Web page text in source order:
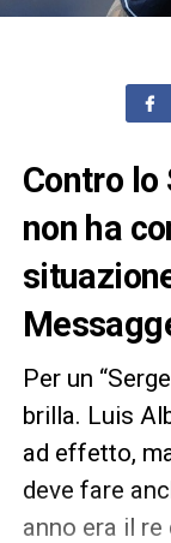
Contro lo
non ha
Per un
brilla. Luis
ad effetto,
deve fare
anno era il